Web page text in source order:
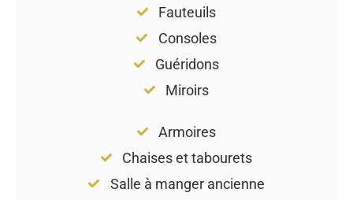
Fauteuils
Consoles
Guéridons
Miroirs
Armoires
Chaises et tabourets
Salle à manger ancienne